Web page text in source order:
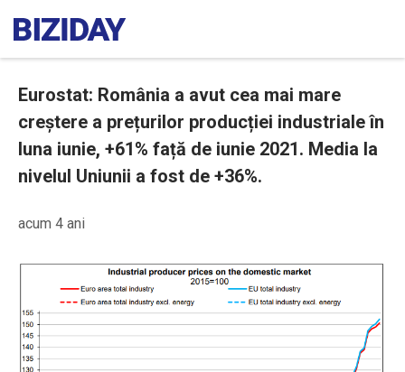
Eurostat: România a avut cea mai mare
creștere a prețurilor producției industriale în
luna iunie, +61% față de iunie 2021. Media la
nivelul Uniunii a fost de +36%.
acum 4 ani